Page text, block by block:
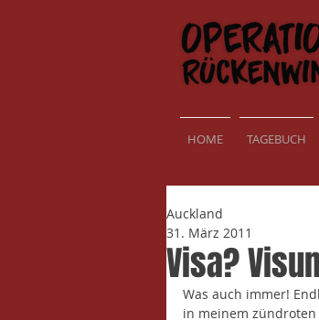
HOME TAGEBUCH
Visa?
Auckland
31. März 2011
Was auch immer!
in meinem